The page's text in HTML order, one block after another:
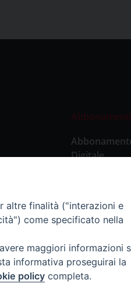
Abbonamenti
Digitale
Copia Digitale
altre finalità ("interazioni e
come specificato nella
maggiori informazioni
informativa proseguirai la
policy completa.